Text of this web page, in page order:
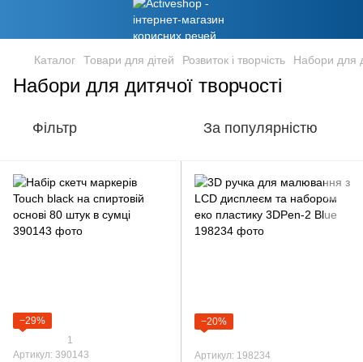
Каталог Товари для дітей Розвиток і творчість Набори для
Набори для дитячої творчості
Фільтр За популярністю
−29%
1
Артикул: 390143
−20%
Артикул: 198234